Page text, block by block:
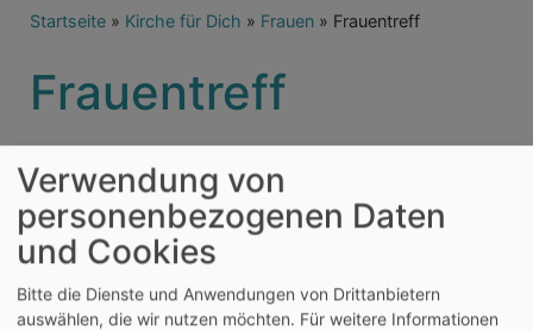
Breadcrumb
Startseite Kirche für Dich Frauen Frauentreff
Frauentreff
Einmal im Monat kommt seit vielen, vielen Jahren
eine Gruppe von Frauen am Montag Nachmittag
zusammen. Die meisten kennen sich schon gut, aber
sie freuen sich auch über neue Frauen, die Interesse
haben, mit ihnen über unterschiedliche Themen ins
Gespräch zu kommen. Die Meinung und Erfahrung
Verwendung von
personenbezogenen Daten
und Cookies
Bitte die Dienste und Anwendungen von Drittanbietern
auswählen, die wir nutzen möchten. Für weitere Informationen